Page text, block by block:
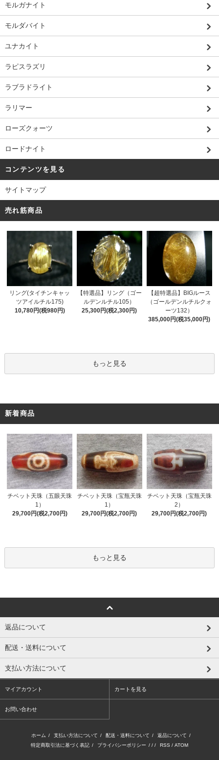
モルガナイト
モルダバイト
ユナカイト
ラピスラズリ
ラブラドライト
ラリマー
ローズクォーツ
ロードナイト
コンテンツを見る
サイトマップ
売れ筋商品
リング(タイチンキャッ
ツアイルチル175)
10,780円(税980円)
【特選品】リング（ゴー
ルデンルチル105）
25,300円(税2,300円)
【超特選品】BIGルース
（ゴールデンルチルクォ
ーツ132）
385,000円(税35,000円)
もっと見る
新着商品
チベット天珠（五眼天珠
1）
29,700円(税2,700円)
チベット天珠（宝瓶天珠
1）
29,700円(税2,700円)
チベット天珠（宝瓶天珠
2）
29,700円(税2,700円)
もっと見る
返品について
配送・送料について
支払い方法について
マイアカウント カートを見る
お問い合わせ
ホーム / 支払い方法について / 配送・送料について / 返品について /
特定商取引法に基づく表記 / プライバシーポリシー / / / RSS / ATOM